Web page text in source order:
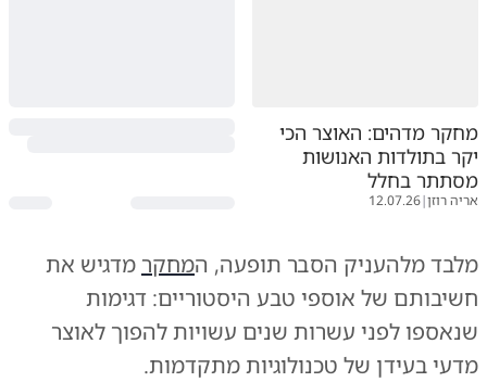
מחקר מדהים: האוצר הכי
יקר בתולדות האנושות
מסתתר בחלל
אריה רוזן|
12.07.26
מלבד מלהעניק הסבר תופעה, המחקר מדגיש את
חשיבותם של אוספי טבע היסטוריים: דגימות
שנאספו לפני עשרות שנים עשויות להפוך לאוצר
מדעי בעידן של טכנולוגיות מתקדמות.